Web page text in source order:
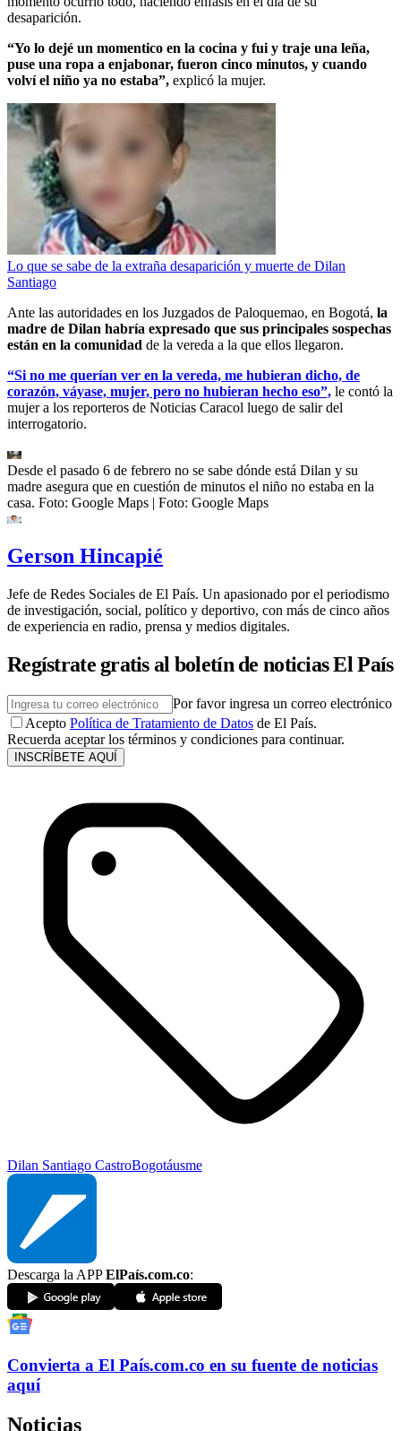
desaparición.
“Yo lo dejé un momentico en la cocina y fui y traje una leña,
puse una ropa a enjabonar, fueron cinco minutos, y cuando
volví el niño ya no estaba”, explicó la mujer.
Lo que se sabe de la extraña desaparición y muerte de Dilan
Santiago
Ante las autoridades en los Juzgados de Paloquemao, en Bogotá, la
madre de Dilan habría expresado que sus principales sospechas
están en la comunidad de la vereda a la que ellos llegaron.
“Si no me querían ver en la vereda, me hubieran dicho, de
corazón, váyase, mujer, pero no hubieran hecho eso”, le contó la
mujer a los reporteros de Noticias Caracol luego de salir del
interrogatorio.
Desde el pasado 6 de febrero no se sabe dónde está Dilan y su
madre asegura que en cuestión de minutos el niño no estaba en la
casa. Foto: Google Maps | Foto: Google Maps
Gerson Hincapié
Jefe de Redes Sociales de El País. Un apasionado por el periodismo
de investigación, social, político y deportivo, con más de cinco años
de experiencia en radio, prensa y medios digitales.
Regístrate gratis al boletín de noticias El País
Por favor ingresa un correo electrónico
Acepto Política de Tratamiento de Datos de El País.
Recuerda aceptar los términos y condiciones para continuar.
INSCRÍBETE AQUÍ
Dilan Santiago CastroBogotáusme
Descarga la APPElPaís.com.co:
Convierta a El País.com.co en su fuente de noticias
aquí
Noticias